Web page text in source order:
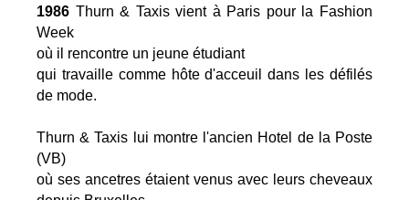
1986 Thurn & Taxis vient à Paris pour la Fashion
Week
où il rencontre un jeune étudiant
qui travaille comme hôte d'acceuil dans les défilés
de mode.
Thurn & Taxis lui montre l'ancien Hotel de la Poste
(VB)
où ses ancetres étaient venus avec leurs cheveaux